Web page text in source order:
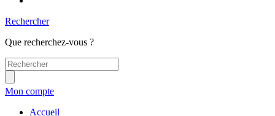
Rechercher
Que recherchez-vous ?
Mon compte
Accueil